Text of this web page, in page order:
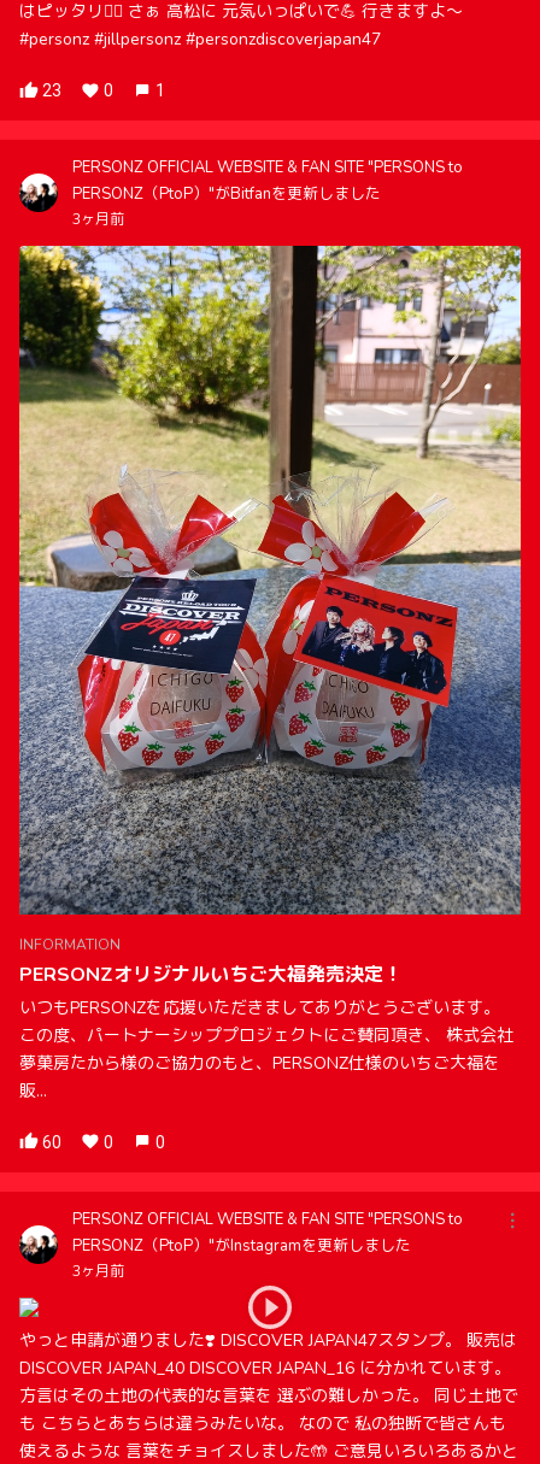
はピッタリ🙆‍♀️ さぁ 高松に 元気いっぱいで💪 行きますよ〜
#personz #jillpersonz #personzdiscoverjapan47
23 0 1
PERSONZ OFFICIAL WEBSITE & FAN SITE "PERSONS to
PERSONZ（PtoP）"がBitfanを更新しました
3ヶ月前
INFORMATION
PERSONZオリジナルいちご大福発売決定！
いつもPERSONZを応援いただきましてありがとうございます。
この度、パートナーシッププロジェクトにご賛同頂き、 株式会社
夢菓房たから様のご協力のもと、PERSONZ仕様のいちご大福を
販...
60 0 0
PERSONZ OFFICIAL WEBSITE & FAN SITE "PERSONS to
PERSONZ（PtoP）"がInstagramを更新しました
3ヶ月前
やっと申請が通りました❣️ DISCOVER JAPAN47スタンプ。 販売は
DISCOVER JAPAN_40 DISCOVER JAPAN_16 に分かれています。
方言はその土地の代表的な言葉を 選ぶの難しかった。 同じ土地で
も こちらとあちらは違うみたいな。 なので 私の独断で皆さんも
使えるような 言葉をチョイスしました🤲 ご意見いろいろあるかと